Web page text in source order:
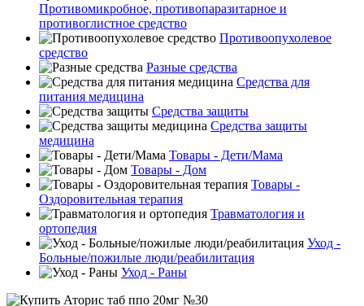
Противомикробное, противопаразитарное и
противоглистное средство
Противоопухолевое
средство
Разные средства
Средства для
питания медицина
Средства защиты
Средства защиты
медицина
Товары - Дети/Мама
Товары - Дом
Товары -
Оздоровительная терапия
Травматология и
ортопедия
Уход -
Больные/пожилые люди/реабилитация
Уход - Раны